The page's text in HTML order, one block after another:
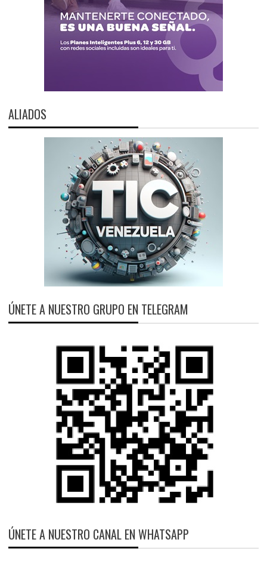
ALIADOS
ÚNETE A NUESTRO GRUPO EN TELEGRAM
ÚNETE A NUESTRO CANAL EN WHATSAPP